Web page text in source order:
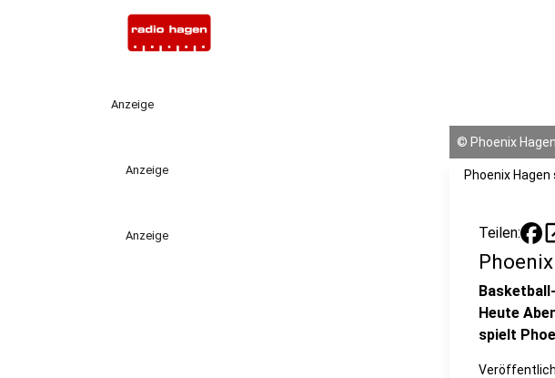
Anzeige
Anzeige
Anzeige
© Phoenix Hagen
Phoenix
Teilen:
Heute
spielt